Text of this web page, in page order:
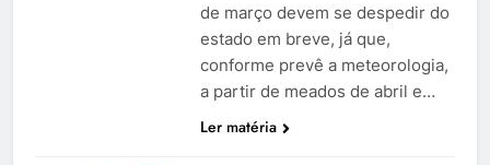
de março devem se despedir do
estado em breve, já que,
conforme prevê a meteorologia,
a partir de meados de abril e…
Ler matéria